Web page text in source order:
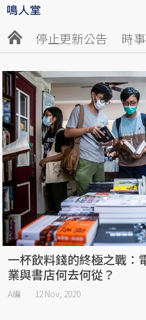
停止更新公告 時
一杯飲料錢的終極之戰：
業與書店何去何從？
A編 12 Nov, 2020